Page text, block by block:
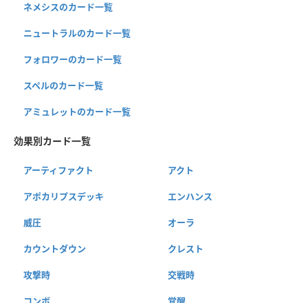
ネメシスのカード一覧
ニュートラルのカード一覧
フォロワーのカード一覧
スペルのカード一覧
アミュレットのカード一覧
効果別カード一覧
アーティファクト アクト
アポカリプスデッキ エンハンス
威圧 オーラ
カウントダウン クレスト
攻撃時 交戦時